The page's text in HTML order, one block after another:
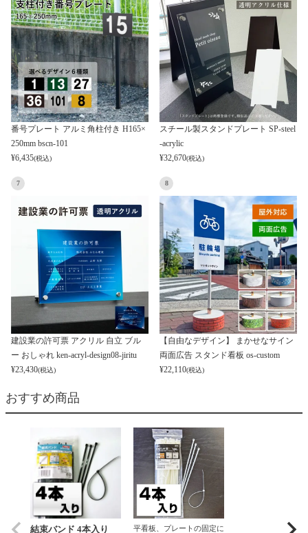
番号プレート アルミ角柱付き H165×
250mm bscn-101
¥6,435(税込)
スチール製スタンドプレート SP-steel
-acrylic
¥32,670(税込)
7
建設業の許可票 アクリル 自立 ブル
ー おしゃれ ken-acryl-design08-jiritu
¥23,430(税込)
8
【自由なデザイン】 まかせなサイン
両面広告 スタンド看板 os-custom
¥22,110(税込)
おすすめ商品
結束バンド 4本入り 平看板、プレートの固定に